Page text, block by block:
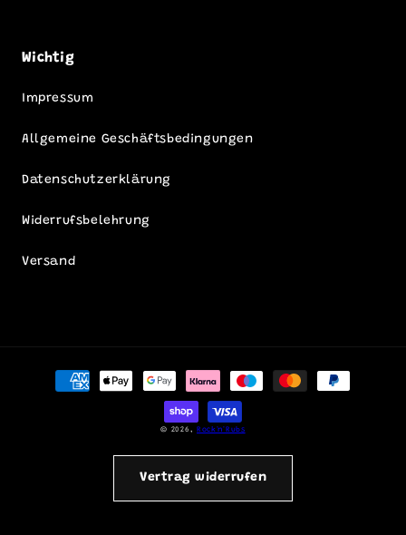
Wichtig
Impressum
Allgemeine Geschäftsbedingungen
Datenschutzerklärung
Widerrufsbelehrung
Versand
Zahlungsmethoden
© 2026, Rock'n'Rubs
Vertrag widerrufen